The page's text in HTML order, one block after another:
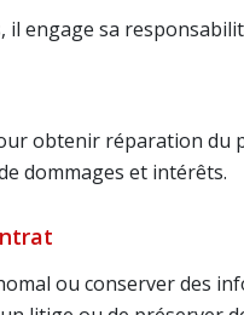
il engage sa
obtenir réparation du
dommages et intérêts.
ou conserver des